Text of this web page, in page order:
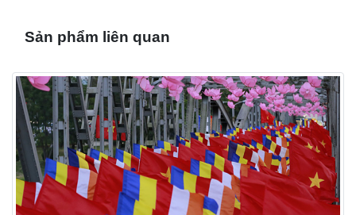
Sản phẩm liên quan